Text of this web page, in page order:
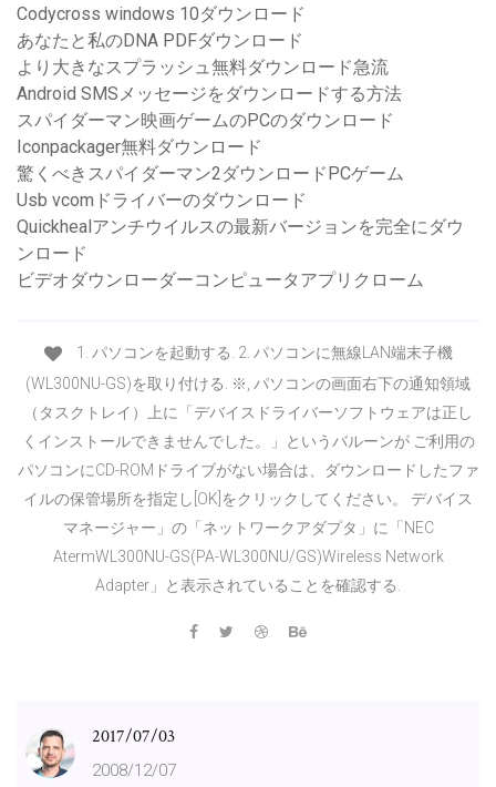
Codycross windows 10ダウンロード
あなたと私のDNA PDFダウンロード
より大きなスプラッシュ無料ダウンロード急流
Android SMSメッセージをダウンロードする方法
スパイダーマン映画ゲームのPCのダウンロード
Iconpackager無料ダウンロード
驚くべきスパイダーマン2ダウンロードPCゲーム
Usb vcomドライバーのダウンロード
Quickhealアンチウイルスの最新バージョンを完全にダウ
ンロード
ビデオダウンローダーコンピュータアプリクローム
1. パソコンを起動する. 2. パソコンに無線LAN端末子機
(WL300NU-GS)を取り付ける. ※, パソコンの画面右下の通知領域
（タスクトレイ）上に「デバイスドライバーソフトウェアは正し
くインストールできませんでした。」というバルーンが ご利用の
パソコンにCD-ROMドライブがない場合は、ダウンロードしたファ
イルの保管場所を指定し[OK]をクリックしてください。 デバイス
マネージャー」の「ネットワークアダプタ」に「NEC
AtermWL300NU-GS(PA-WL300NU/GS)Wireless Network
Adapter」と表示されていることを確認する.
2017/07/03
2008/12/07